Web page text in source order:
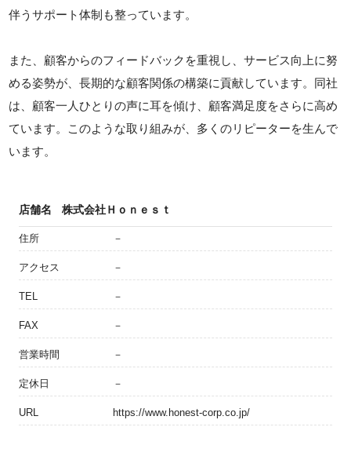
伴うサポート体制も整っています。
また、顧客からのフィードバックを重視し、サービス向上に努
める姿勢が、長期的な顧客関係の構築に貢献しています。同社
は、顧客一人ひとりの声に耳を傾け、顧客満足度をさらに高め
ています。このような取り組みが、多くのリピーターを生んで
います。
店舗名 株式会社Ｈｏｎｅｓｔ
住所 －
アクセス －
TEL －
FAX －
営業時間 －
定休日 －
URL https://www.honest-corp.co.jp/